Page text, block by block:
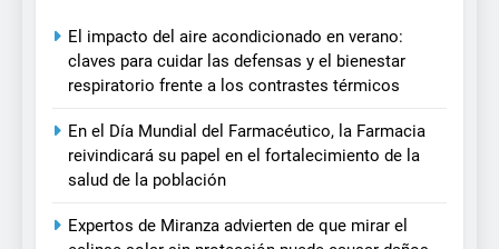
El impacto del aire acondicionado en verano:
claves para cuidar las defensas y el bienestar
respiratorio frente a los contrastes térmicos
En el Día Mundial del Farmacéutico, la Farmacia
reivindicará su papel en el fortalecimiento de la
salud de la población
Expertos de Miranza advierten de que mirar el